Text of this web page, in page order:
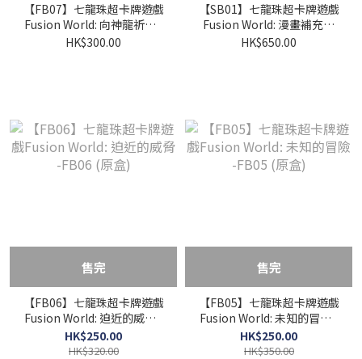
【FB07】七龍珠超卡牌遊戲
Fusion World: 向神龍祈願 -
FB07 (原盒)
HK$300.00
【SB01】七龍珠超卡牌遊戲
Fusion World: 漫畫補充包
01 -SB01 (原盒)
HK$650.00
售完
【FB06】七龍珠超卡牌遊戲
Fusion World: 迫近的威脅 -
FB06 (原盒)
HK$250.00
HK$320.00
售完
【FB05】七龍珠超卡牌遊戲
Fusion World: 未知的冒險 -
FB05 (原盒)
HK$250.00
HK$350.00